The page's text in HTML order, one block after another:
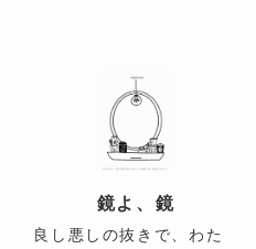
鏡よ、鏡
良し悪しの抜きで、わた